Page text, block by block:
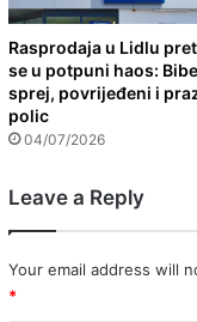
Rasprodaja u Lidlu
se u potpuni haos:
sprej, povrijeđeni i
polic
04/07/2026
Leave a Reply
Your email address will
*